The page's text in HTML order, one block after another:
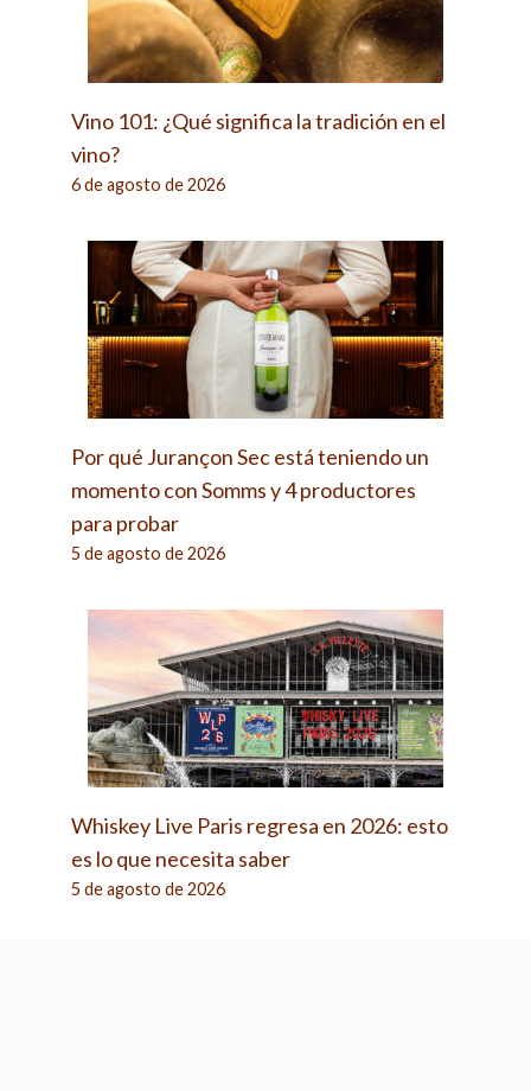
Vino 101: ¿Qué significa la tradición en el
vino?
6 de agosto de 2026
Por qué Jurançon Sec está teniendo un
momento con Somms y 4 productores
para probar
5 de agosto de 2026
Whiskey Live Paris regresa en 2026: esto
es lo que necesita saber
5 de agosto de 2026